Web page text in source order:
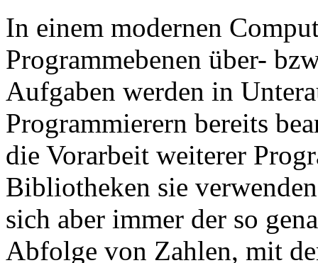
In einem modernen
Programmebenen über-
Aufgaben werden in
Programmierern bereits
die Vorarbeit weiterer
Bibliotheken sie
sich aber immer der so
Abfolge von Zahlen, mit